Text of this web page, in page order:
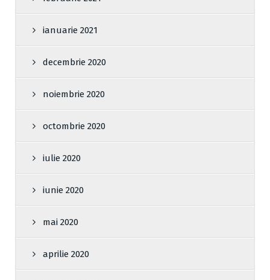
ianuarie 2021
decembrie 2020
noiembrie 2020
octombrie 2020
iulie 2020
iunie 2020
mai 2020
aprilie 2020